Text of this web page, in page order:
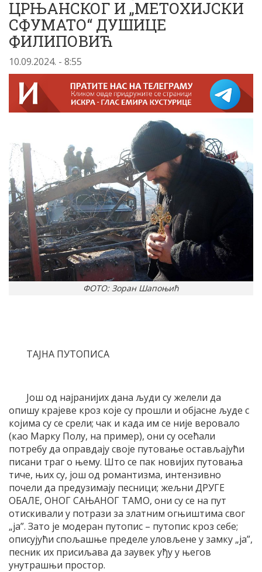
ЦРЊАНСКОГ И „МЕТОХИЈСКИ
СФУМАТО“ ДУШИЦЕ
ФИЛИПОВИЋ
10.09.2024. - 8:55
ФОТО: Зоран Шапоњић
ТАЈНА ПУТОПИСА
Још од најранијих дана људи су желели да
опишу крајеве кроз које су прошли и објасне људе с
којима су се срели; чак и када им се није веровало
(као Марку Полу, на пример), они су осећали
потребу да оправдају своје путовање остављајући
писани траг о њему. Што се пак новијих путовања
тиче, њих су, још од романтизма, интензивно
почели да предузимају песници; жељни ДРУГЕ
ОБАЛЕ, ОНОГ САЊАНОГ ТАМО, они су се на пут
отискивали у потрази за златним огњиштима свог
„ја”. Зато је модеран путопис – путопис кроз себе;
описујући спољашње пределе уловљене у замку „ја”,
песник их присиљава да заувек уђу у његов
унутрашњи простор.